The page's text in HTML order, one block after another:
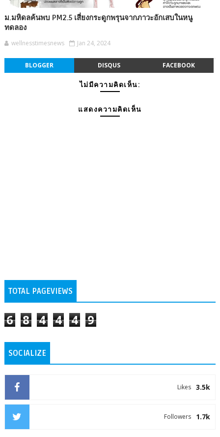
ม.มหิดลค้นพบ PM2.5 เสี่ยงกระดูกพรุนจากภาวะอักเสบในหนู
ทดลอง
wellnesstimesnews Jan 24, 2024
BLOGGER DISQUS FACEBOOK
ไม่มีความคิดเห็น:
แสดงความคิดเห็น
TOTAL PAGEVIEWS
6 8 4 4 4 9
SOCIALIZE
3.5k
Likes
1.7k
Followers